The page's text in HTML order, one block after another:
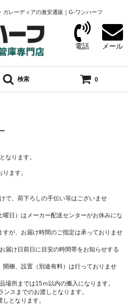
ガレーディアの激安通販｜G-ワンハーフ
電話 メール
検索 0
なります。
ます。
で、荷下ろしの手伝い等はございませ
日）はメーカー配送センターがお休みにな
が、お届け時間のご指定は承っておりませ
届け日前日に目安の時間帯をお知らせする
梱、設置（別途有料）は行っておりませ
所までは15ｍ以内の搬入になります。
スまでのお渡しとなります。
となります。